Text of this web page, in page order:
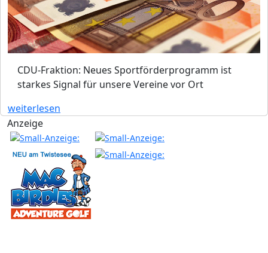
CDU-Fraktion: Neues Sportförderprogramm ist
starkes Signal für unsere Vereine vor Ort
weiterlesen
Anzeige